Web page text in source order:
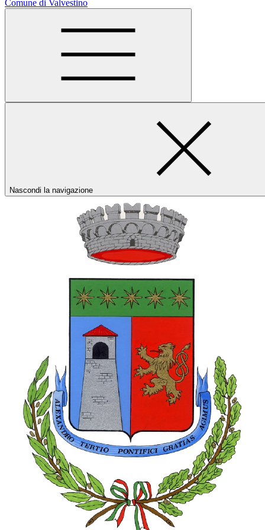
Comune di Valvestino
Nascondi la navigazione